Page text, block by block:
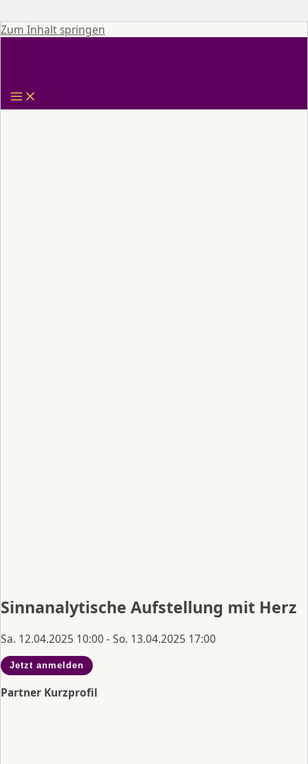
Zum Inhalt springen
Sinnanalytische Aufstellung mit Herz
Sa. 12.04.2025 10:00 - So. 13.04.2025 17:00
Jetzt anmelden
Partner Kurzprofil